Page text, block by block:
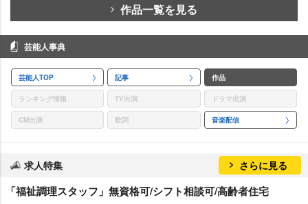
作品一覧を見る
芸能人事典
芸能人TOP 記事 作品
ランキング情報 TV出演 ドラマ出演
CM出演 歌詞 音楽配信
求人特集 さらに見る
「福祉調理スタッフ」無資格可/シフト相談可/高齢者住宅